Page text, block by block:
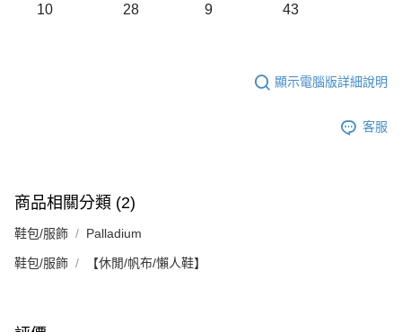
10 28 9 43
顯示電腦版詳細說明
客服
商品相關分類 (2)
鞋包/服飾 Palladium
鞋包/服飾 【休閒/帆布/懶人鞋】